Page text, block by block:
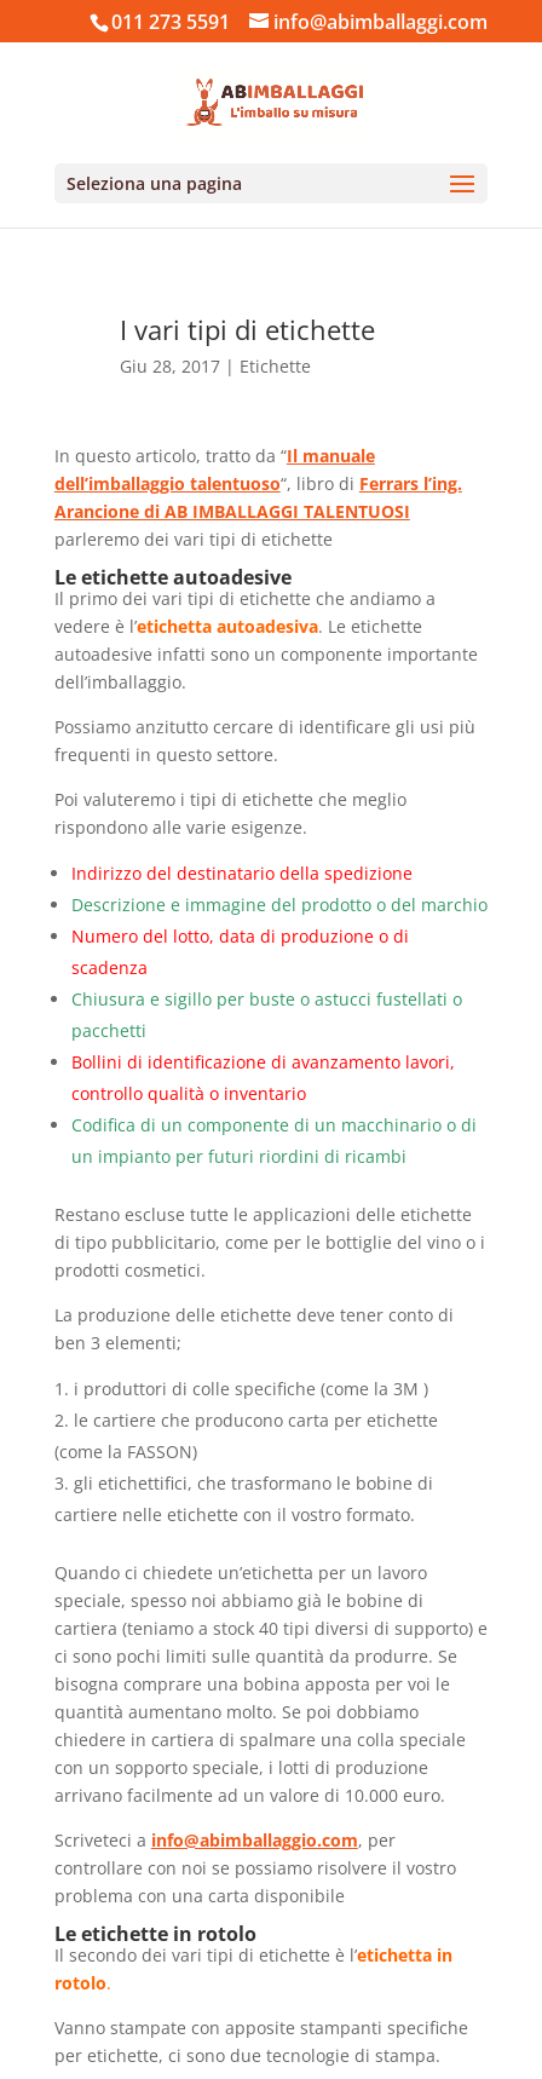
011 273 5591 info@abimballaggi.com
Seleziona una pagina
I vari tipi di etichette
Giu 28, 2017| Etichette
In questo articolo, tratto da “Il manuale
dell’imballaggio talentuoso“, libro di Ferrars l’ing.
Arancione di AB IMBALLAGGI TALENTUOSI
parleremo dei vari tipi di etichette
Le etichette autoadesive
Il primo dei vari tipi di etichette che andiamo a
vedere è l’etichetta autoadesiva. Le etichette
autoadesive infatti sono un componente importante
dell’imballaggio.
Possiamo anzitutto cercare di identificare gli usi più
frequenti in questo settore.
Poi valuteremo i tipi di etichette che meglio
rispondono alle varie esigenze.
Indirizzo del destinatario della spedizione
Descrizione e immagine del prodotto o del marchio
Numero del lotto, data di produzione o di
scadenza
Chiusura e sigillo per buste o astucci fustellati o
pacchetti
Bollini di identificazione di avanzamento lavori,
controllo qualità o inventario
Codifica di un componente di un macchinario o di
un impianto per futuri riordini di ricambi
Restano escluse tutte le applicazioni delle etichette
di tipo pubblicitario, come per le bottiglie del vino o i
prodotti cosmetici.
La produzione delle etichette deve tener conto di
ben 3 elementi;
i produttori di colle specifiche (come la 3M )
le cartiere che producono carta per etichette
(come la FASSON)
gli etichettifici, che trasformano le bobine di
cartiere nelle etichette con il vostro formato.
Quando ci chiedete un’etichetta per un lavoro
speciale, spesso noi abbiamo già le bobine di
cartiera (teniamo a stock 40 tipi diversi di supporto) e
ci sono pochi limiti sulle quantità da produrre. Se
bisogna comprare una bobina apposta per voi le
quantità aumentano molto. Se poi dobbiamo
chiedere in cartiera di spalmare una colla speciale
con un sopporto speciale, i lotti di produzione
arrivano facilmente ad un valore di 10.000 euro.
Scriveteci a info@abimballaggio.com, per
controllare con noi se possiamo risolvere il vostro
problema con una carta disponibile
Le etichette in rotolo
Il secondo dei vari tipi di etichette è l’etichetta in
rotolo.
Vanno stampate con apposite stampanti specifiche
per etichette, ci sono due tecnologie di stampa.